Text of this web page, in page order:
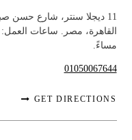
11 ديجلا سنتر، شارع حسن
مساءً.
01050067644
GET DIRECTIONS